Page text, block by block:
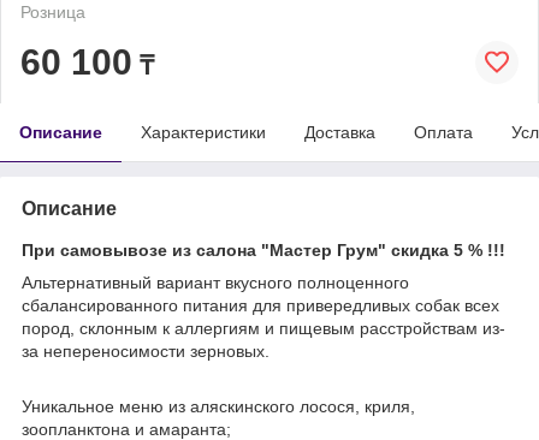
Розница
60 100 ₸
Описание Характеристики Доставка Оплата
Описание
При самовывозе из салона "Мастер Грум" скидка 5 % !!!
Альтернативный вариант вкусного полноценного
сбалансированного питания для привередливых собак всех
пород, склонным к аллергиям и пищевым расстройствам из-
за непереносимости зерновых.
Уникальное меню из аляскинского лосося, криля,
зоопланктона и амаранта;